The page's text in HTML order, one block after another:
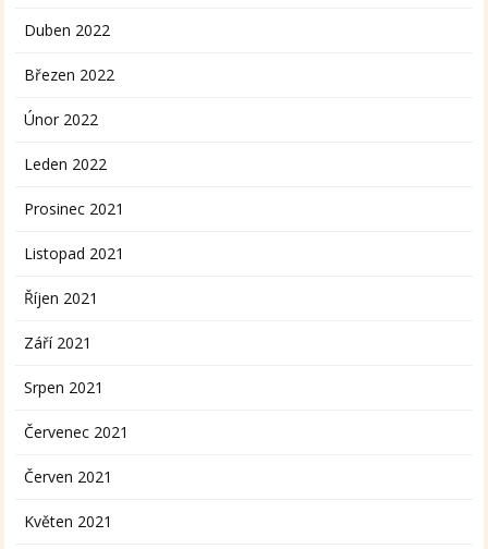
Duben 2022
Březen 2022
Únor 2022
Leden 2022
Prosinec 2021
Listopad 2021
Říjen 2021
Září 2021
Srpen 2021
Červenec 2021
Červen 2021
Květen 2021